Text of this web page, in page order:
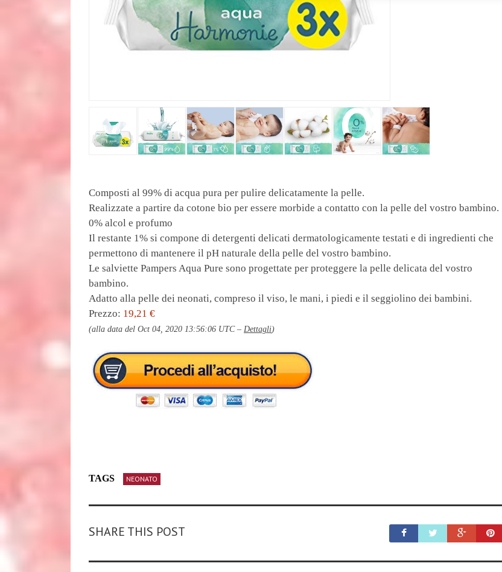
Composti al 99% di acqua pura per pulire delicatamente la pelle.
Realizzate a partire da cotone bio per essere morbide a contatto con la pelle del vostro bambino.
0% alcol e profumo
Il restante 1% si compone di detergenti delicati dermatologicamente testati e di ingredienti che
permettono di mantenere il pH naturale della pelle del vostro bambino.
Le salviette Pampers Aqua Pure sono progettate per proteggere la pelle delicata del vostro
bambino.
Adatto alla pelle dei neonati, compreso il viso, le mani, i piedi e il seggiolino dei bambini.
Prezzo: 19,21 €
(alla data del Oct 04, 2020 13:56:06 UTC – Dettagli)
TAGS NEONATO
SHARE THIS POST